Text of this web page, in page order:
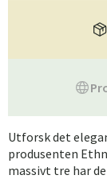
Utforsk det
produsenten
massivt tre har